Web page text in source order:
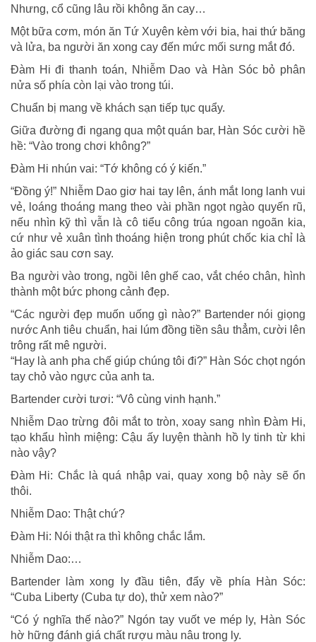
Nhưng, cổ cũng lâu rồi không ăn cay…
Một bữa cơm, món ăn Tứ Xuyên kèm với bia, hai thứ băng
và lửa, ba người ăn xong cay đến mức mối sưng mắt đó.
Đàm Hi đi thanh toán, Nhiễm Dao và Hàn Sóc bỏ phân
nửa số phía còn lại vào trong túi.
Chuẩn bị mang về khách sạn tiếp tục quẩy.
Giữa đường đi ngang qua một quán bar, Hàn Sóc cười hề
hề: “Vào trong chơi không?”
Đàm Hi nhún vai: “Tớ không có ý kiến.”
“Đồng ý!” Nhiễm Dao giơ hai tay lên, ánh mắt long lanh vui
vẻ, loáng thoáng mang theo vài phần ngọt ngào quyến rũ,
nếu nhìn kỹ thì vẫn là cô tiểu công trúa ngoan ngoãn kia,
cứ như vẻ xuân tình thoáng hiện trong phút chốc kia chỉ là
ảo giác sau cơn say.
Ba người vào trong, ngồi lên ghế cao, vắt chéo chân, hình
thành một bức phong cảnh đẹp.
“Các người đẹp muốn uống gì nào?” Bartender nói giọng
nước Anh tiêu chuẩn, hai lúm đồng tiền sâu thẳm, cười lên
trông rất mê người.
“Hay là anh pha chế giúp chúng tôi đi?” Hàn Sóc chọt ngón
tay chỏ vào ngực của anh ta.
Bartender cười tươi: “Vô cùng vinh hạnh.”
Nhiễm Dao trừng đôi mắt to tròn, xoay sang nhìn Đàm Hi,
tạo khẩu hình miệng: Cậu ấy luyện thành hồ ly tinh từ khi
nào vậy?
Đàm Hi: Chắc là quá nhập vai, quay xong bộ này sẽ ổn
thôi.
Nhiễm Dao: Thật chứ?
Đàm Hi: Nói thật ra thì không chắc lắm.
Nhiễm Dao:…
Bartender làm xong ly đầu tiên, đẩy về phía Hàn Sóc:
“Cuba Liberty (Cuba tự do), thử xem nào?”
“Có ý nghĩa thế nào?” Ngón tay vuốt ve mép ly, Hàn Sóc
hờ hững đánh giá chất rượu màu nâu trong ly.